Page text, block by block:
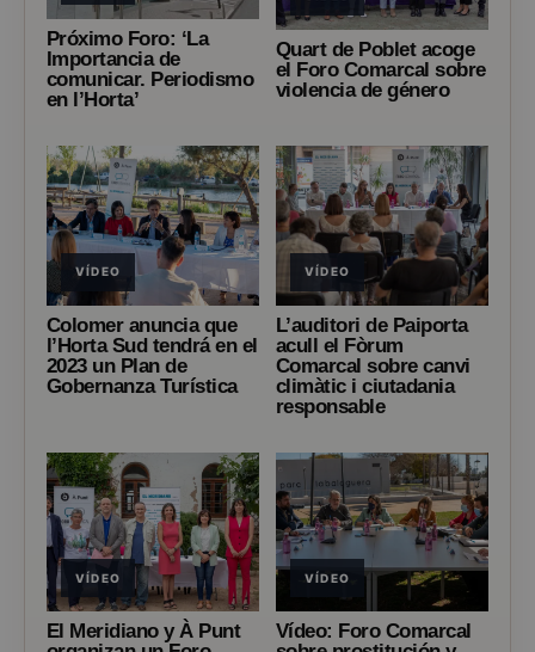
Próximo Foro: ‘La
Importancia de
comunicar. Periodismo
en l’Horta’
Quart de Poblet acoge
el Foro Comarcal sobre
violencia de género
VÍDEO
Colomer anuncia que
l’Horta Sud tendrá en el
2023 un Plan de
Gobernanza Turística
VÍDEO
L’auditori de Paiporta
acull el Fòrum
Comarcal sobre canvi
climàtic i ciutadania
responsable
VÍDEO
El Meridiano y À Punt
VÍDEO
Vídeo: Foro Comarcal